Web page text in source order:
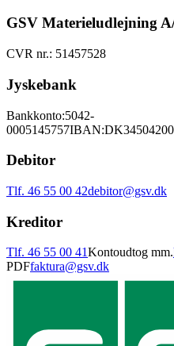
GSV Materieludlejning
CVR nr.: 51457528
Jyskebank
Bankkonto:5042-
0005145757IBAN:
Debitor
Tlf. 46 55 00 42debitor@gsv.dk
Kreditor
Tlf. 46 55 00 41Kontoudtog mm.
PDFfaktura@gsv.dk